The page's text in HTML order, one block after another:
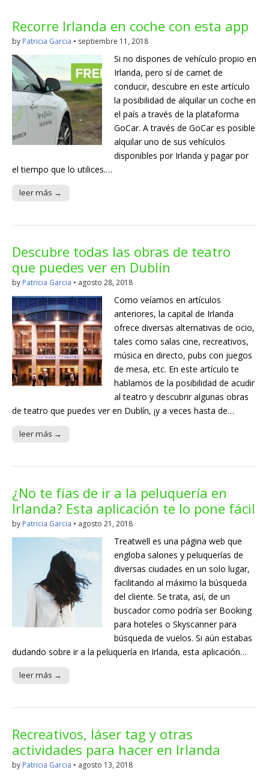
Recorre Irlanda en coche con esta app
by Patricia Garcia • septiembre 11, 2018
Si no dispones de vehículo propio en
Irlanda, pero sí de carnet de
conducir, descubre en este artículo
la posibilidad de alquilar un coche en
el país a través de la plataforma
GoCar. A través de GoCar es posible
alquilar uno de sus vehículos
disponibles por Irlanda y pagar por
el tiempo que lo utilices.…
leer más →
Descubre todas las obras de teatro
que puedes ver en Dublín
by Patricia Garcia • agosto 28, 2018
Como veíamos en artículos
anteriores, la capital de Irlanda
ofrece diversas alternativas de ocio,
tales como salas cine, recreativos,
música en directo, pubs con juegos
de mesa, etc. En este artículo te
hablamos de la posibilidad de acudir
al teatro y descubrir algunas obras
de teatro que puedes ver en Dublín, ¡y a veces hasta de…
leer más →
¿No te fías de ir a la peluquería en
Irlanda? Esta aplicación te lo pone fácil
by Patricia Garcia • agosto 21, 2018
Treatwell es una página web que
engloba salones y peluquerías de
diversas ciudades en un solo lugar,
facilitando al máximo la búsqueda
del cliente. Se trata, así, de un
buscador como podría ser Booking
para hoteles o Skyscanner para
búsqueda de vuelos. Si aún estabas
dudando sobre ir a la peluquería en Irlanda, esta aplicación…
leer más →
Recreativos, láser tag y otras
actividades para hacer en Irlanda
by Patricia Garcia • agosto 13, 2018